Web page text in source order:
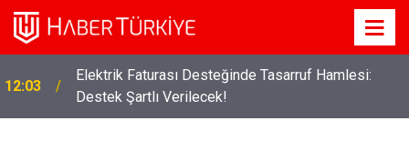
12:03
Elektrik Faturası Desteğinde Tasarruf Hamlesi:
Destek Şartlı Verilecek!